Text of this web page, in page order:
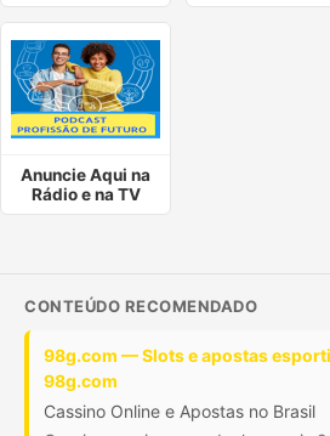
Anuncie Aqui na
Rádio e na TV
CONTEÚDO RECOMENDADO
98g.com — Slots e apostas
98g.com
Cassino Online e Apostas no Brasil